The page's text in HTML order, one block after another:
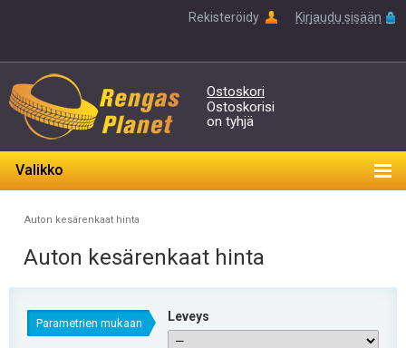
Rekisteröidy Kirjaudu sisään
Ostoskori
Ostoskorisi
on tyhjä
Valikko
Auton kesärenkaat hinta
Auton kesärenkaat hinta
Parametrien mukaan Leveys